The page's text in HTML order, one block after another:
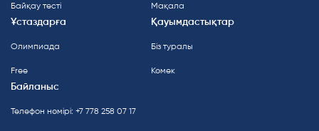
Байқау тесті Мақала
Ұстаздарға
Олимпиада
Free
Қауымдастықтар
Біз туралы
Көмек
Байланыс
Телефон нөмірі: +7 778 258 07 17